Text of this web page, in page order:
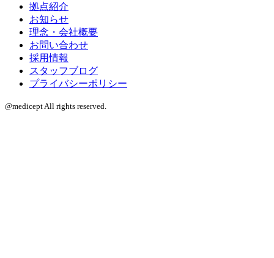
拠点紹介
お知らせ
理念・会社概要
お問い合わせ
採用情報
スタッフブログ
プライバシーポリシー
@medicept All rights reserved.